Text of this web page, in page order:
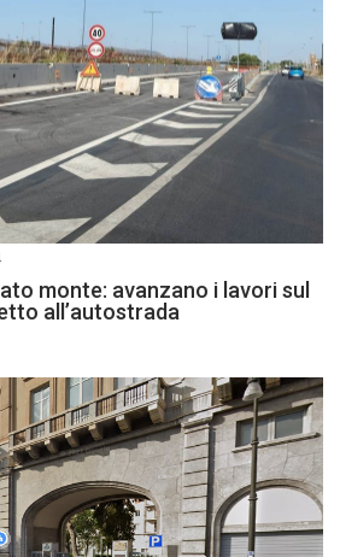
monte: avanzano i lavori sul
all’autostrada